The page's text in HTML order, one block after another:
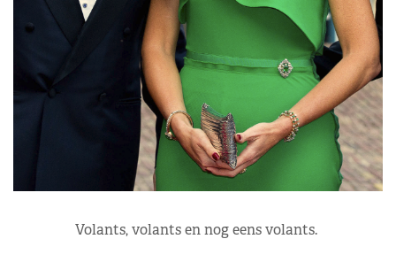
Volants, volants en nog eens volants.